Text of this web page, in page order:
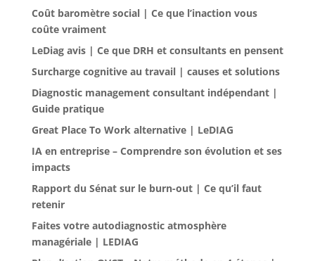
Coût baromètre social | Ce que l’inaction vous
coûte vraiment
LeDiag avis | Ce que DRH et consultants en pensent
Surcharge cognitive au travail | causes et solutions
Diagnostic management consultant indépendant |
Guide pratique
Great Place To Work alternative | LeDIAG
IA en entreprise – Comprendre son évolution et ses
impacts
Rapport du Sénat sur le burn-out | Ce qu’il faut
retenir
Faites votre autodiagnostic atmosphère
managériale | LEDIAG